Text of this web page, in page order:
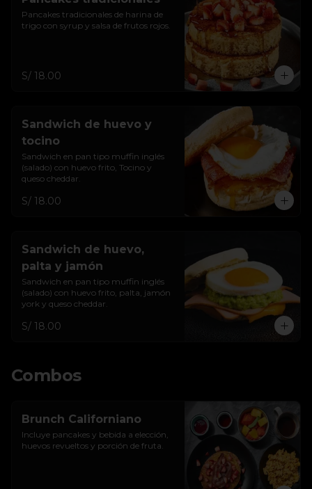
Pancakes tradicionales de harina de
trigo con syrup y salsa de frutos rojos.
S/ 18.00
Sandwich de huevo y
tocino
Sandwich en pan tipo muffin inglés
(salado) con huevo frito, Tocino y
queso cheddar.
S/ 18.00
Sandwich de huevo,
palta y jamón
Sandwich en pan tipo muffin inglés
(salado) con huevo frito, palta, jamón
york y queso cheddar.
S/ 18.00
Combos
Brunch Californiano
Incluye pancakes y bebida a elección,
huevos revueltos y porción de fruta.